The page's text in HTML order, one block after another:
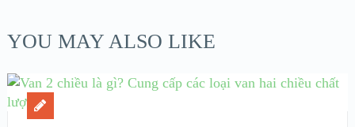
YOU MAY ALSO LIKE